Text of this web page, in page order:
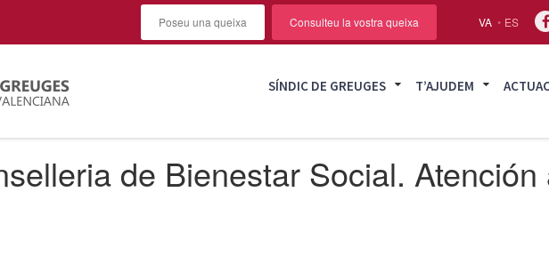
VA ES
Poseu una queixa Consulteu la vostra queixa
SÍNDIC DE GREUGES T’AJUDEM
de Bienestar Social.